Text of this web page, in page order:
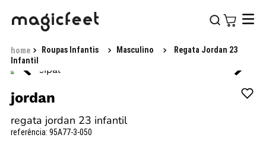
Roupas Infantis Masculino
Regata Jordan 23
Infantil
jordan
regata jordan 23 infantil
referência: 95A77-3-050